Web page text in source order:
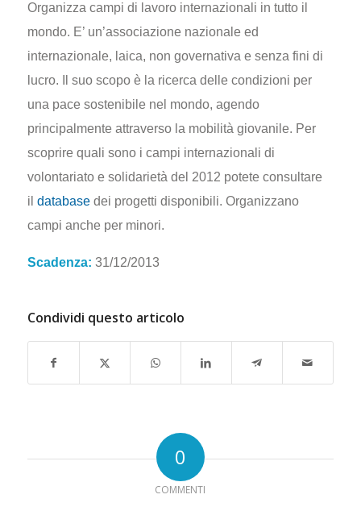
Organizza campi di lavoro internazionali in tutto il
mondo. E’ un’associazione nazionale ed
internazionale, laica, non governativa e senza fini di
lucro. Il suo scopo è la ricerca delle condizioni per
una pace sostenibile nel mondo, agendo
principalmente attraverso la mobilità giovanile. Per
scoprire quali sono i campi internazionali di
volontariato e solidarietà del 2012 potete consultare
il database dei progetti disponibili. Organizzano
campi anche per minori.
Scadenza: 31/12/2013
Condividi questo articolo
0
COMMENTI